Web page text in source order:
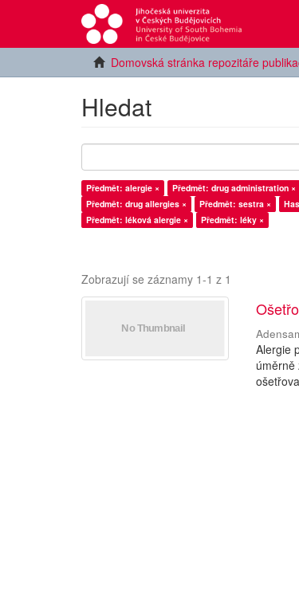
Domovská stránka repozitáře
Hledat
Předmět: alergie × Předmět: drug administration ×
Předmět: drug allergies ×
Předmět: sestra ×
Předmět: léková alergie ×
Předmět: léky ×
Zobrazují se záznamy 1-1 z 1
Alergie
úměrně